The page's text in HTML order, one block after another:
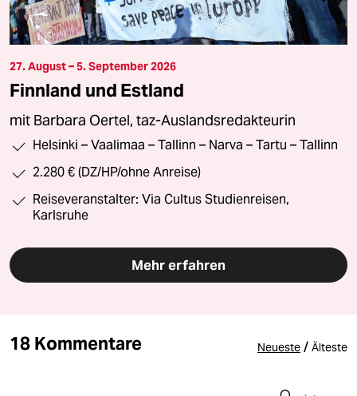
27. August – 5. September 2026
Finnland und Estland
mit Barbara Oertel, taz-Auslandsredakteurin
Helsinki – Vaalimaa – Tallinn – Narva – Tartu – Tallinn
2.280 € (DZ/HP/ohne Anreise)
Reiseveranstalter: Via Cultus Studienreisen,
Karlsruhe
Mehr erfahren
18 Kommentare Neueste / Älteste